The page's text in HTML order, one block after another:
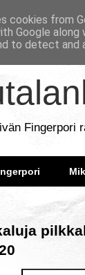
Fingerpori
cookies from
Google
to detect and